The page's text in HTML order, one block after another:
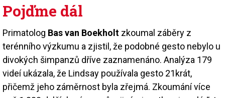
Pojďme dál
Primatolog Bas van Boekholt zkoumal záběry z
terénního výzkumu a zjistil, že podobné gesto nebylo u
divokých šimpanzů dříve zaznamenáno. Analýza 179
videí ukázala, že Lindsay používala gesto 21krát,
přičemž jeho záměrnost byla zřejmá. Zkoumání více